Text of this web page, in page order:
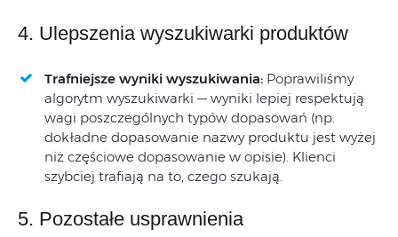
4. Ulepszenia wyszukiwarki produktów
Trafniejsze wyniki wyszukiwania: Poprawiliśmy
algorytm wyszukiwarki — wyniki lepiej respektują
wagi poszczególnych typów dopasowań (np.
dokładne dopasowanie nazwy produktu jest wyżej
niż częściowe dopasowanie w opisie). Klienci
szybciej trafiają na to, czego szukają.
5. Pozostałe usprawnienia